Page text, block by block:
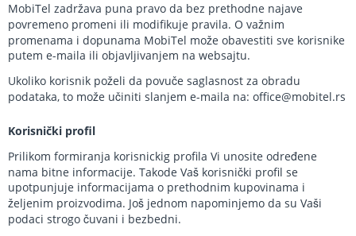
MobiTel zadržava puna pravo da bez prethodne najave
povremeno promeni ili modifikuje pravila. O važnim
promenama i dopunama MobiTel može obavestiti sve korisnike
putem e-maila ili objavljivanjem na websajtu.
Ukoliko korisnik poželi da povuče saglasnost za obradu
podataka, to može učiniti slanjem e-maila na: office@mobitel.rs
Korisnički profil
Prilikom formiranja korisnickig profila Vi unosite određene
nama bitne informacije. Takode Vaš korisnički profil se
upotpunjuje informacijama o prethodnim kupovinama i
željenim proizvodima. Još jednom napominjemo da su Vaši
podaci strogo čuvani i bezbedni.